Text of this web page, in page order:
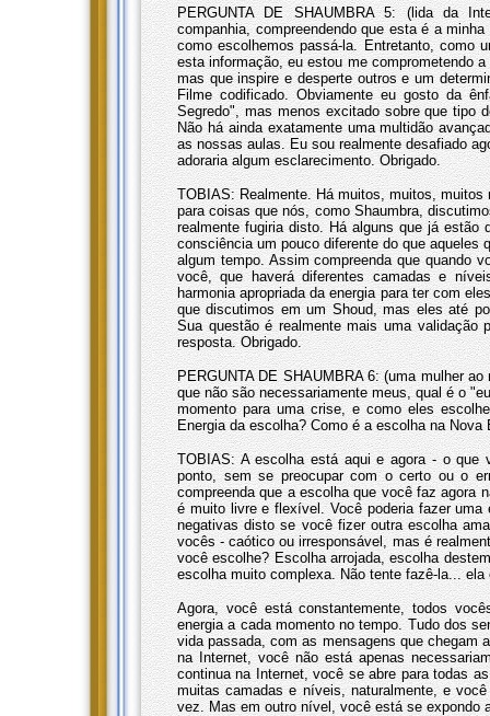
PERGUNTA DE SHAUMBRA 5: (lida da
companhia, compreendendo que esta é a
como escolhemos passá-la. Entretanto, como
esta informação, eu estou me comprometendo
mas que inspire e desperte outros e um
Filme codificado. Obviamente eu gosto da
Segredo", mas menos excitado sobre que tipo
Não há ainda exatamente uma multidão
as nossas aulas. Eu sou realmente desafiado
adoraria algum esclarecimento. Obrigado.
TOBIAS: Realmente. Há muitos, muitos,
para coisas que nós, como Shaumbra,
realmente fugiria disto. Há alguns que já estão
consciência um pouco diferente do que aqueles
algum tempo. Assim compreenda que quando
você, que haverá diferentes camadas e
harmonia apropriada da energia para ter com
que discutimos em um Shoud, mas eles até
Sua questão é realmente mais uma validação
resposta. Obrigado.
PERGUNTA DE SHAUMBRA 6: (uma mulher
que não são necessariamente meus, qual é o
momento para uma crise, e como eles
Energia da escolha? Como é a escolha na Nova
TOBIAS: A escolha está aqui e agora - o que
ponto, sem se preocupar com o certo ou o
compreenda que a escolha que você faz agora
é muito livre e flexível. Você poderia fazer
negativas disto se você fizer outra escolha
vocês - caótico ou irresponsável, mas é
você escolhe? Escolha arrojada, escolha
escolha muito complexa. Não tente fazê-la...
Agora, você está constantemente, todos
energia a cada momento no tempo. Tudo dos
vida passada, com as mensagens que chegam
na Internet, você não está apenas
continua na Internet, você se abre para todas
muitas camadas e níveis, naturalmente, e
vez. Mas em outro nível, você está se expondo